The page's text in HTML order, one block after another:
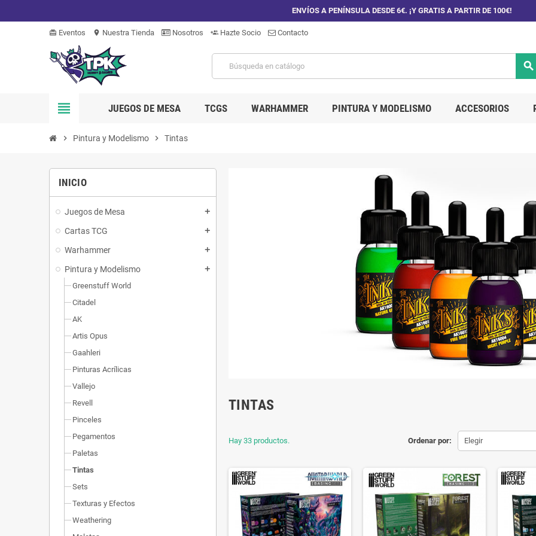
ENVÍOS A PENÍNSULA DESDE 6€. ¡Y GRATIS A PARTIR DE 100€!
card_giftcard Eventos location_on Nuestra Tienda Nosotros group_add Hazte Socio Contacto
search
view_headline JUEGOS DE MESA TCGS WARHAMMER PINTURA Y MODELISMO ACCESORIOS
chevron_right Pintura y Modelismo chevron_right Tintas
INICIO
Juegos de Mesa add
Cartas TCG add
Warhammer add
Pintura y Modelismo add
Greenstuff World
Citadel
AK
Artis Opus
Gaahleri
Pinturas Acrílicas
Vallejo
Revell
Pinceles
Pegamentos
Paletas
Tintas
Sets
Texturas y Efectos
Weathering
TINTAS
Ordenar por: Elegir
Hay 33 productos.